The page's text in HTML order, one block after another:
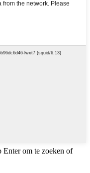
Enter om te zoeken of